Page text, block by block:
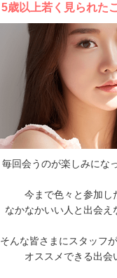
5歳以上若く見られた
毎回会うのが楽しみにな
今まで色々と参加し
なかなかいい人と出会え
そんな皆さまにスタッフ
オススメできる出会